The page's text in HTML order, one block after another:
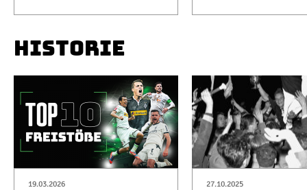
HISTORIE
19.03.2026 27.10.2025